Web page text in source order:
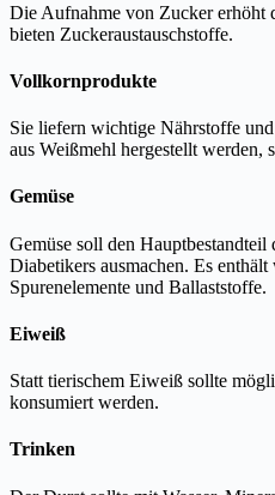
Die Aufnahme von Zucker erhöht
bieten Zuckeraustauschstoffe.
Vollkornprodukte
Sie liefern wichtige Nährstoffe
aus Weißmehl hergestellt werden,
Gemüse
Gemüse soll den Hauptbestandteil
Diabetikers ausmachen. Es
Spurenelemente und Ballaststoffe.
Eiweiß
Statt tierischem Eiweiß sollte
konsumiert werden.
Trinken